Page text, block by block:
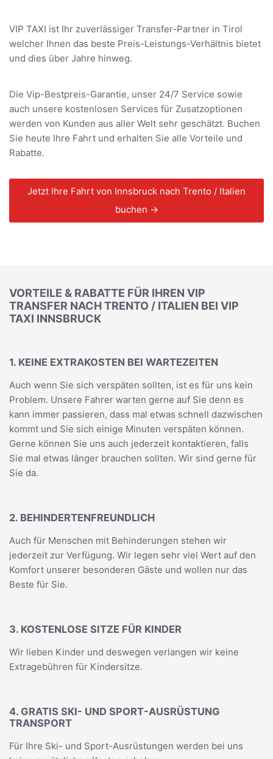
VIP TAXI ist Ihr zuverlässiger Transfer-Partner in Tirol
welcher Ihnen das beste Preis-Leistungs-Verhältnis bietet
und dies über Jahre hinweg.
Die Vip-Bestpreis-Garantie, unser 24/7 Service sowie
auch unsere kostenlosen Services für Zusatzoptionen
werden von Kunden aus aller Welt sehr geschätzt. Buchen
Sie heute Ihre Fahrt und erhalten Sie alle Vorteile und
Rabatte.
Jetzt Ihre Fahrt von Innsbruck nach Trento / Italien
buchen →
VORTEILE & RABATTE FÜR IHREN VIP
TRANSFER NACH TRENTO / ITALIEN BEI VIP
TAXI INNSBRUCK
1. KEINE EXTRAKOSTEN BEI WARTEZEITEN
Auch wenn Sie sich verspäten sollten, ist es für uns kein
Problem. Unsere Fahrer warten gerne auf Sie denn es
kann immer passieren, dass mal etwas schnell dazwischen
kommt und Sie sich einige Minuten verspäten können.
Gerne können Sie uns auch jederzeit kontaktieren, falls
Sie mal etwas länger brauchen sollten. Wir sind gerne für
Sie da.
2. BEHINDERTENFREUNDLICH
Auch für Menschen mit Behinderungen stehen wir
jederzeit zur Verfügung. Wir legen sehr viel Wert auf den
Komfort unserer besonderen Gäste und wollen nur das
Beste für Sie.
3. KOSTENLOSE SITZE FÜR KINDER
Wir lieben Kinder und deswegen verlangen wir keine
Extragebühren für Kindersitze.
4. GRATIS SKI- UND SPORT-AUSRÜSTUNG
TRANSPORT
Für Ihre Ski- und Sport-Ausrüstungen werden bei uns